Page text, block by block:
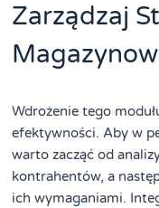
Zarządzaj
Wdrożenie tego
efektywności. Aby w
warto zacząć od
kontrahentów, a
ich wymaganiami.